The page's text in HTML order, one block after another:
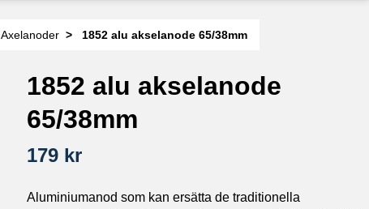
Axelanoder 1852 alu akselanode 65/38mm
1852 alu akselanode
65/38mm
179 kr
Aluminiumanod som kan ersätta de traditionella